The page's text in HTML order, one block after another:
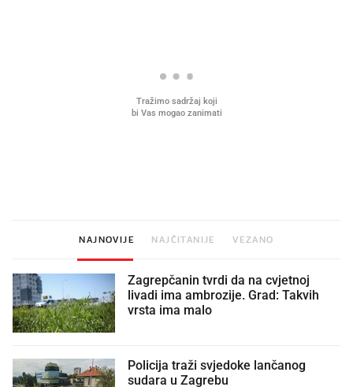
NAJNOVIJE NAJČITANIJE VEZANO
Zagrepčanin tvrdi da na cvjetnoj
livadi ima ambrozije. Grad: Takvih
vrsta ima malo
Policija traži svjedoke lančanog
sudara u Zagrebu